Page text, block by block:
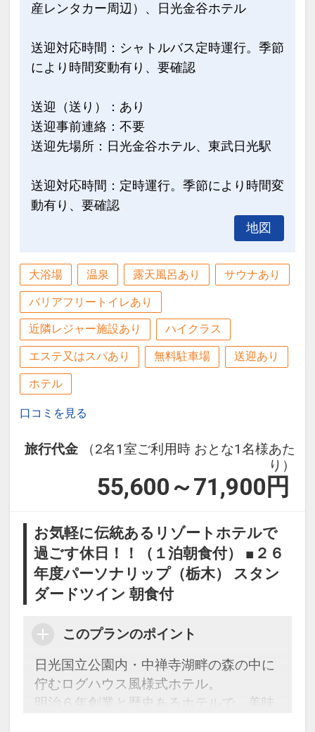
産レンタカー周辺）、日光金谷ホテル
送迎対応時間：シャトルバス定時運行。季節
により時間変動有り、要確認
送迎（送り）：あり
送迎事前連絡：不要
送迎先場所：日光金谷ホテル、東武日光駅
送迎対応時間：定時運行。季節により時間変
動有り、要確認
地図
大浴場 温泉 露天風呂あり サウナあり
バリアフリートイレあり
近隣レジャー施設あり ハイクラス
エステ又はスパあり 無料駐車場 送迎あり
ホテル
口コミを見る
旅行代金
（2名1室ご利用時 おとな1名様あた
り）
55,600～71,900 円
お気軽に伝統あるリゾートホテルで
過ごす休日！！（１泊朝食付） ■２６
年度パーソナリップ（栃木） スタン
ダードツイン 朝食付
このプランのポイント
日光国立公園内・中禅寺湖畔の森の中に
佇むログハウス風様式ホテル。
明治６年創業と歴史あるホテルで、美味